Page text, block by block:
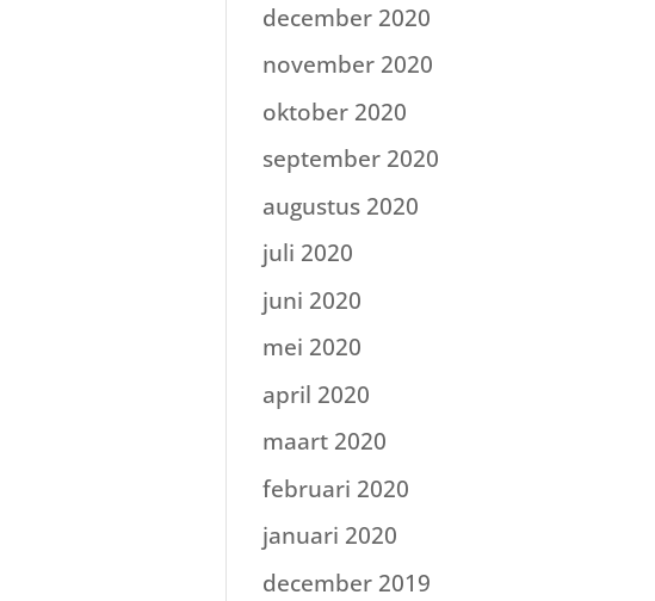
december 2020
november 2020
oktober 2020
september 2020
augustus 2020
juli 2020
juni 2020
mei 2020
april 2020
maart 2020
februari 2020
januari 2020
december 2019